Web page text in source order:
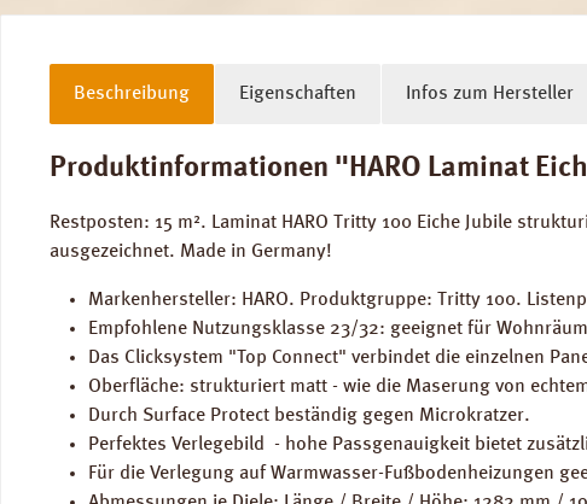
Beschreibung Eigenschaften Infos zum Hersteller
Produktinformationen "HARO Laminat
Restposten: 15 m². Laminat HARO Tritty 100 Eiche Jubile
ausgezeichnet. Made in Germany!
Markenhersteller: HARO. Produktgruppe: Tritty 100.
Empfohlene Nutzungsklasse 23/32: geeignet für
Das Clicksystem "Top Connect" verbindet die einzelnen
Oberfläche: strukturiert matt - wie die Maserung von
Durch Surface Protect beständig gegen Microkratzer.
Perfektes Verlegebild - hohe Passgenauigkeit bietet
Für die Verlegung auf Warmwasser-Fußbodenheizungen